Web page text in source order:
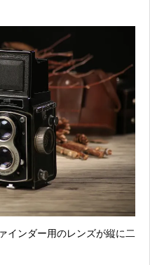
インダー用のレンズが縦に二